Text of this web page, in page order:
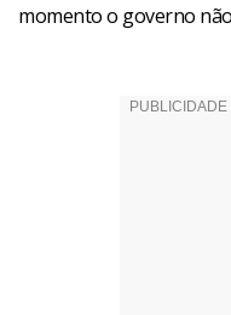
momento o governo